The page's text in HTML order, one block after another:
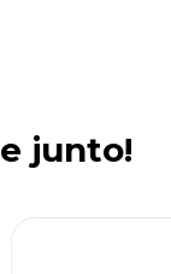
junto!